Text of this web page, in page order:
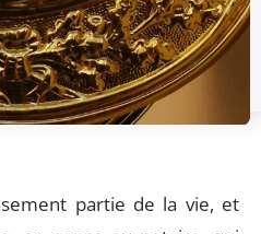
partie de la vie, et